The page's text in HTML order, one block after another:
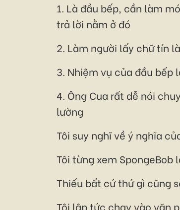
1. Là đầu bếp, cần làm
trả lời nằm ở đó
2. Làm người lấy chữ tín
3. Nhiệm vụ của đầu bếp
4. Ông Cua rất dễ nói
lường
Tôi suy nghĩ về ý nghĩa
Tôi từng xem
Thiếu bất cứ thứ gì cũng
Tôi lập tức chạy vào văn